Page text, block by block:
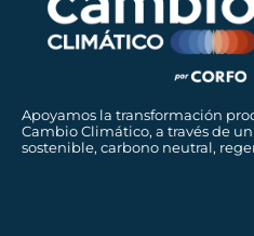
Apoyamos la transformación
Cambio Climático, a través de
sostenible, carbono neutral,